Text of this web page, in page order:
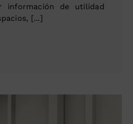
información de utilidad
[...]